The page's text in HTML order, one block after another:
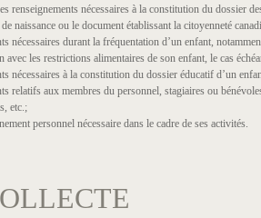
renseignements nécessaires à la constitution du dossier
naissance ou le document établissant la citoyenneté
nécessaires durant la fréquentation d’un enfant,
avec les restrictions alimentaires de son enfant, le cas
nécessaires à la constitution du dossier éducatif d’un
relatifs aux membres du personnel, stagiaires ou
etc.;
personnel nécessaire dans le cadre de ses activités.